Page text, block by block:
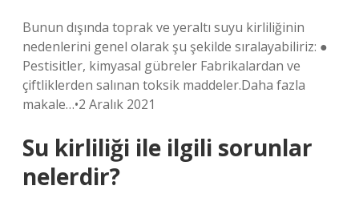
Bunun dışında toprak ve yeraltı suyu kirliliğinin
nedenlerini genel olarak şu şekilde sıralayabiliriz: ●
Pestisitler, kimyasal gübreler Fabrikalardan ve
çiftliklerden salınan toksik maddeler.Daha fazla
makale…•2 Aralık 2021
Su kirliliği ile ilgili sorunlar
nelerdir?